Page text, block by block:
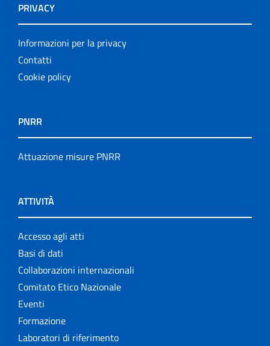
PRIVACY
Informazioni per la privacy
Contatti
Cookie policy
PNRR
Attuazione misure PNRR
ATTIVITÀ
Accesso agli atti
Basi di dati
Collaborazioni internazionali
Comitato Etico Nazionale
Eventi
Formazione
Laboratori di riferimento